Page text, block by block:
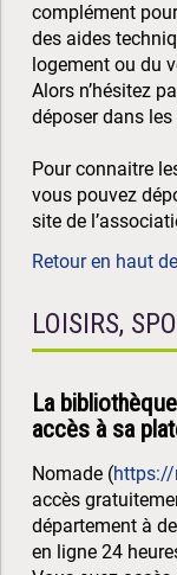
complément
des aides
logement ou du
Alors n’hésitez
déposer dans
Pour connaitre
vous pouvez
site de
Retour en haut
LOISIRS,
La
accès à sa
Nomade (
accès
département à
en ligne 24